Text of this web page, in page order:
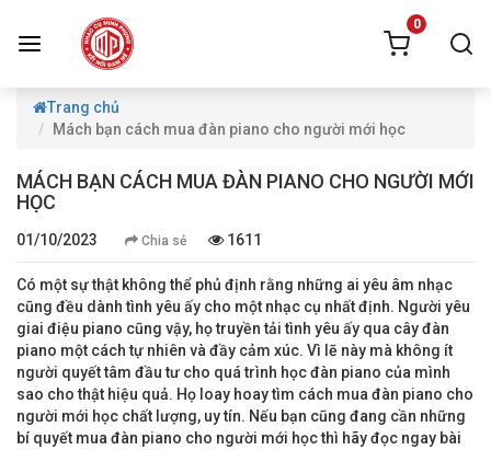
0
Trang chủ
Mách bạn cách mua đàn piano cho người mới học
MÁCH BẠN CÁCH MUA ĐÀN PIANO CHO NGƯỜI MỚI
HỌC
01/10/2023 Chia sẻ 1611
Có một sự thật không thể phủ định rằng những ai yêu âm nhạc
cũng đều dành tình yêu ấy cho một nhạc cụ nhất định. Người yêu
giai điệu piano cũng vậy, họ truyền tải tình yêu ấy qua cây đàn
piano một cách tự nhiên và đầy cảm xúc. Vì lẽ này mà không ít
người quyết tâm đầu tư cho quá trình học đàn piano của mình
sao cho thật hiệu quả. Họ loay hoay tìm cách mua đàn piano cho
người mới học chất lượng, uy tín. Nếu bạn cũng đang cần những
bí quyết mua đàn piano cho người mới học thì hãy đọc ngay bài